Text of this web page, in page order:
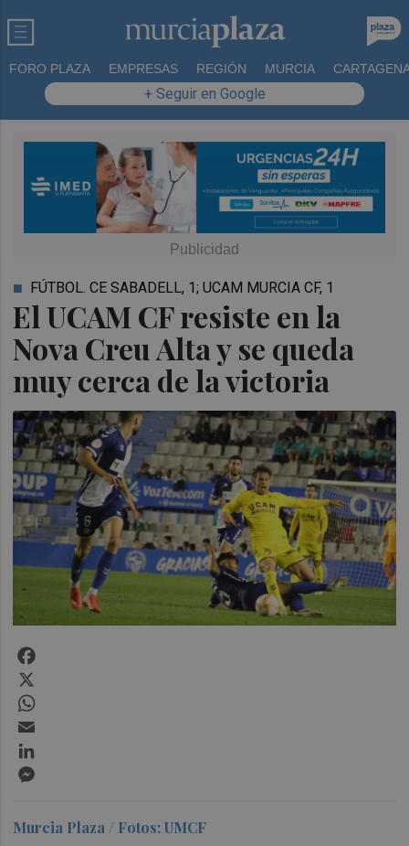
FORO PLAZA EMPRESAS REGIÓN MURCIA
+ Seguir en Google
El UCAM CF resiste en la
Nova Creu Alta y se queda
muy cerca de la victoria
FÚTBOL. CE SABADELL, 1; UCAM MURCIA CF, 1
Murcia Plaza / Fotos: UMCF